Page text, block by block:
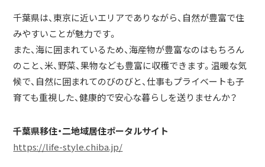
千葉県は、東京に近いエリアでありながら、自然が豊富で住
みやすいことが魅力です。
また、海に囲まれているため、海産物が豊富なのはもちろん
のこと、米、野菜、果物なども豊富に収穫できます。温暖な気
候で、自然に囲まれてのびのびと、仕事もプライベートも子
育ても重視した、健康的で安心な暮らしを送りませんか？
千葉県移住・二地域居住ポータルサイト
https://life-style.chiba.jp/